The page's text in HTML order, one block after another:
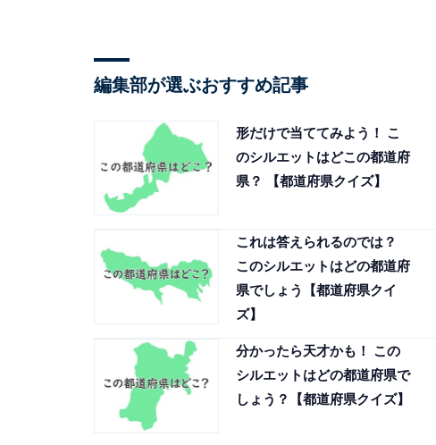
編集部が選ぶおすすめ記事
形だけで当ててみよう！ こ
のシルエットはどこの都道府
県？ 【都道府県クイズ】
これは答えられるのでは？
このシルエットはどの都道府
県でしょう【都道府県クイ
ズ】
分かったら天才かも！ この
シルエットはどの都道府県で
しょう？【都道府県クイズ】